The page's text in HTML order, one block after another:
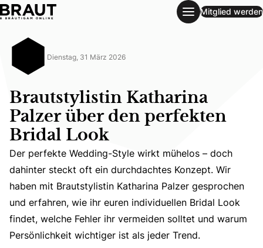
Brautstylistin Katharina Palzer über den perfekten Bridal
Mitglied werden
Dienstag, 31 März 2026
Brautstylistin Katharina
Palzer über den perfekten
Bridal Look
Der perfekte Wedding-Style wirkt mühelos – doch
Der perfekte Wedding-Style wirkt mühelos – doch
dahinter steckt oft ein durchdachtes Konzept. Wir
haben mit Brautstylistin Katharina Palzer gesprochen
und erfahren, wie ihr euren individuellen Bridal Look
findet, welche Fehler ihr vermeiden solltet und warum
Persönlichkeit wichtiger ist als jeder Trend.